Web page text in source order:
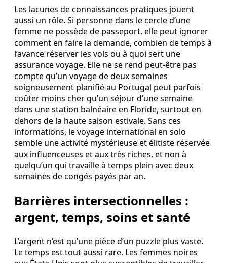
Les lacunes de connaissances pratiques jouent
aussi un rôle. Si personne dans le cercle d’une
femme ne possède de passeport, elle peut ignorer
comment en faire la demande, combien de temps à
l’avance réserver les vols ou à quoi sert une
assurance voyage. Elle ne se rend peut‑être pas
compte qu’un voyage de deux semaines
soigneusement planifié au Portugal peut parfois
coûter moins cher qu’un séjour d’une semaine
dans une station balnéaire en Floride, surtout en
dehors de la haute saison estivale. Sans ces
informations, le voyage international en solo
semble une activité mystérieuse et élitiste réservée
aux influenceuses et aux très riches, et non à
quelqu’un qui travaille à temps plein avec deux
semaines de congés payés par an.
Barrières intersectionnelles :
argent, temps, soins et santé
L’argent n’est qu’une pièce d’un puzzle plus vaste.
Le temps est tout aussi rare. Les femmes noires